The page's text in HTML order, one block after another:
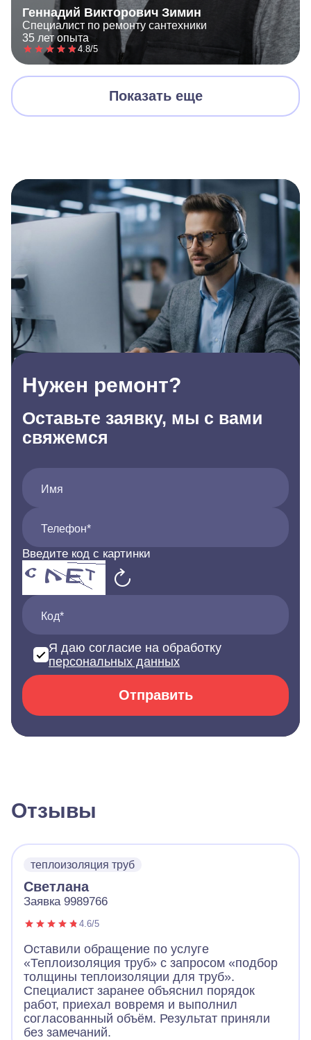
Геннадий Викторович Зимин
Специалист по ремонту сантехники
35 лет опыта
4.8/5
Показать еще
Нужен ремонт?
Оставьте заявку, мы с вами
свяжемся
Имя
Телефон*
Введите код с картинки
Код*
Я даю согласие на обработку
персональных данных
Отправить
Отзывы
теплоизоляция труб
Светлана
Заявка 9989766
4.6/5
Оставили обращение по услуге
«Теплоизоляция труб» с запросом «подбор
толщины теплоизоляции для труб».
Специалист заранее объяснил порядок
работ, приехал вовремя и выполнил
согласованный объём. Результат приняли
без замечаний.